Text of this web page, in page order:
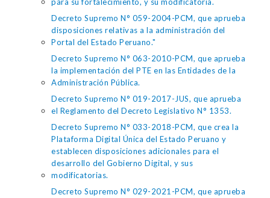
Decreto Supremo N° 059-2004-PCM, que aprueba
disposiciones relativas a la administración del
Portal del Estado Peruano."
Decreto Supremo N° 063-2010-PCM, que aprueba
la implementación del PTE en las Entidades de la
Administración Pública.
Decreto Supremo N° 019-2017-JUS, que aprueba
el Reglamento del Decreto Legislativo N° 1353.
Decreto Supremo N° 033-2018-PCM, que crea la
Plataforma Digital Única del Estado Peruano y
establecen disposiciones adicionales para el
desarrollo del Gobierno Digital, y sus
modificatorias.
Decreto Supremo N° 029-2021-PCM, que aprueba